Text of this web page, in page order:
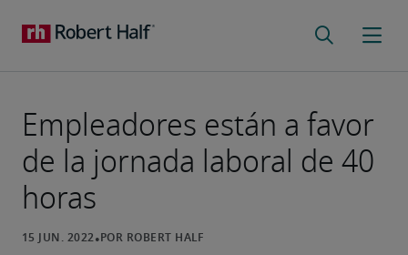
Empleadores están a favor
de la jornada laboral de 40
horas